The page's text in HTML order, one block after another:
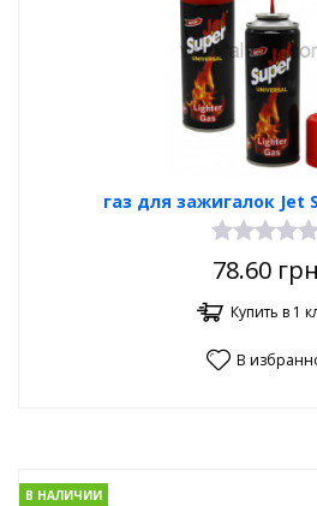
газ для зажигалок Jet
78.60
Купить в 1
В
В НАЛИЧИИ